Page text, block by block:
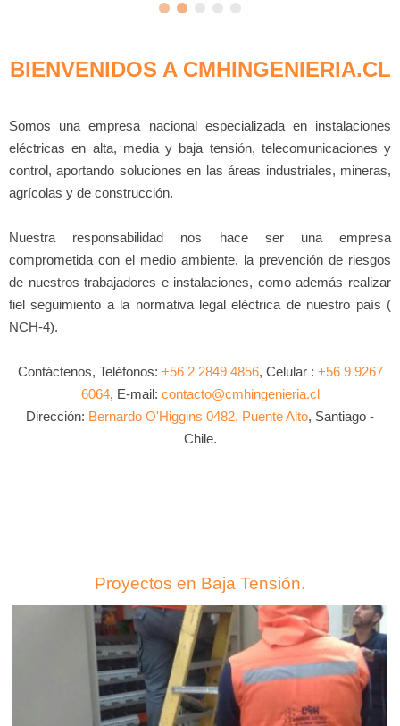
BIENVENIDOS A CMHINGENIERIA.CL
Somos una empresa nacional especializada en instalaciones
eléctricas en alta, media y baja tensión, telecomunicaciones y
control, aportando soluciones en las áreas industriales, mineras,
agrícolas y de construcción.
Nuestra responsabilidad nos hace ser una empresa
comprometida con el medio ambiente, la prevención de riesgos
de nuestros trabajadores e instalaciones, como además realizar
fiel seguimiento a la normativa legal eléctrica de nuestro país (
NCH-4).
Contáctenos, Teléfonos: +56 2 2849 4856, Celular : +56 9 9267
6064, E-mail: contacto@cmhingenieria.cl
Dirección: Bernardo O'Higgins 0482, Puente Alto, Santiago -
Chile.
Proyectos en Baja Tensión.